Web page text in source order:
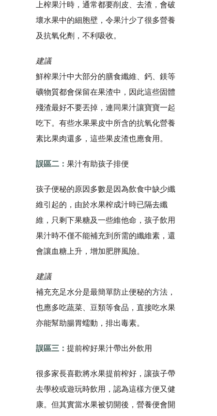
上榨果汁時，通常都要削皮、去渣，會破
壞水果中的細胞壁，令果汁少了很多營養
及抗氧化劑，不利吸收。
建議
鮮榨果汁中大部分的膳食纖維、鈣、鎂等
礦物質都會保留在果渣中，因此這些固體
殘渣最好不要丟掉，連同果汁讓寶寶一起
吃下。有些水果果皮中所含的抗氧化營養
素比果肉還多，這些果皮渣也應食用。
誤區二： 果汁有助孩子排便
孩子便秘的原因多數是因為飲食中缺少纖
維引起的，由於水果榨成汁時已隔去纖
維，只剩下果糖及一些維他命，孩子飲用
果汁時不僅不能補充到所需的纖維素，還
會讓血糖上升，增加肥胖風險。
建議
補充充足水分是最簡單防止便秘的方法，
也應多吃蔬菜、豆類等食品，直接吃水果
亦能幫助腸胃蠕動，排出毒素。
誤區三： 提前榨好果汁帶出外飲用
很多家長喜歡將水果提前榨好，讓孩子帶
去學校或遊玩時飲用，認為這樣方便又健
康。但其實當水果被切開後，營養便會開